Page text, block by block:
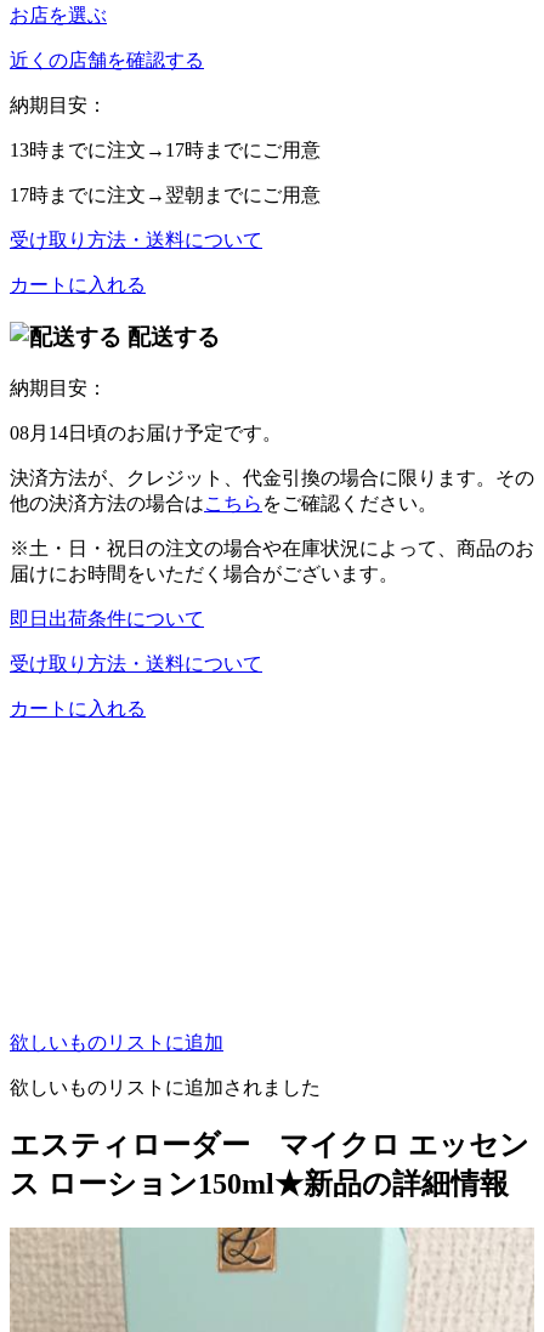
お店を選ぶ
近くの店舗を確認する
納期目安：
13時までに注文→ 17時までにご用意
17時までに注文→ 翌朝 までにご用意
受け取り方法・送料について
カートに入れる
配送する
納期目安：
08月14日頃のお届け予定です。
決済方法が、クレジット、代金引換の場合に限ります。その
他の決済方法の場合はこちら をご確認ください。
※土・日・祝日の注文の場合や在庫状況によって、商品のお
届けにお時間をいただく場合がございます。
即日出荷条件について
受け取り方法・送料について
カートに入れる
欲しいものリストに追加
欲しいものリストに追加されました
エスティローダー マイクロ エッセン
ス ローション150ml★新品の詳細情報